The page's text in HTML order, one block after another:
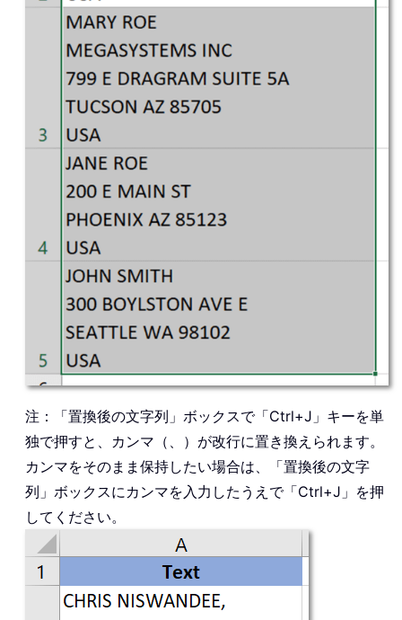
注：「置換後の文字列」ボックスで「Ctrl+J」キーを単
独で押すと、カンマ（、）が改行に置き換えられます。
カンマをそのまま保持したい場合は、「置換後の文字
列」ボックスにカンマを入力したうえで「Ctrl+J」を押
してください。